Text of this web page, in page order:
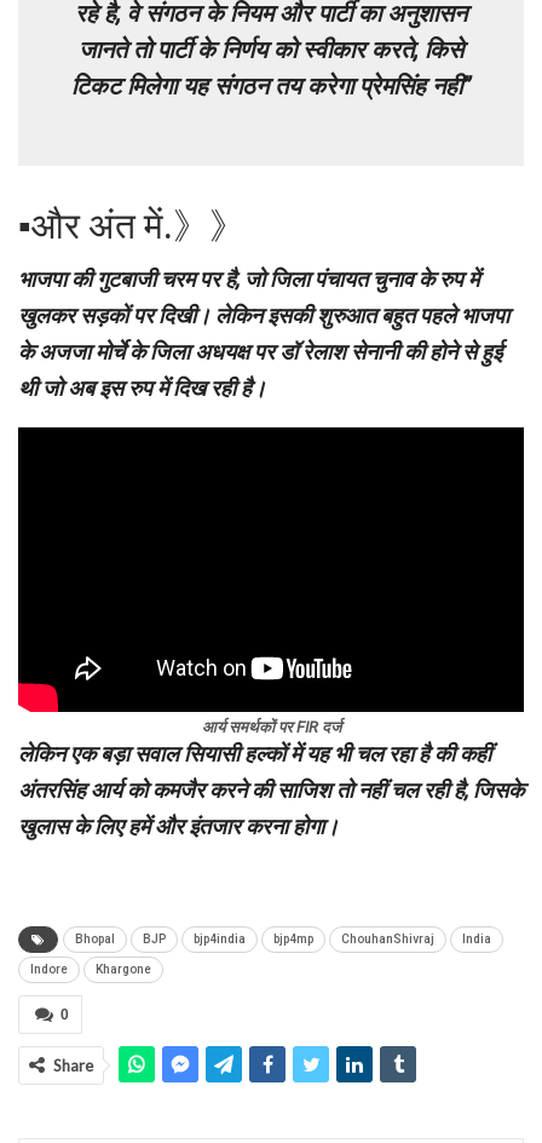
रहे है, वे संगठन के नियम और पार्टी का अनुशासन
जानते तो पार्टी के निर्णय को स्वीकार करते, किसे
टिकट मिलेगा यह संगठन तय करेगा प्रेमसिंह नही”
▪︎और अंत में.》》
भाजपा की गुटबाजी चरम पर है, जो जिला पंचायत चुनाव के रुप में
खुलकर सड़कों पर दिखी। लेकिन इसकी शुरुआत बहुत पहले भाजपा
के अजजा मोर्चे के जिला अधयक्ष पर डॉ रेलाश सेनानी की होने से हुई
थी जो अब इस रुप में दिख रही है।
आर्य समर्थकों पर FIR दर्ज
लेकिन एक बड़ा सवाल सियासी हल्कों में यह भी चल रहा है की कहीं
अंतरसिंह आर्य को कमजैर करने की साजिश तो नहीं चल रही है, जिसके
खुलास के लिए हमें और इंतजार करना होगा।
Bhopal BJP bjp4india bjp4mp ChouhanShivraj India
Indore Khargone
0
Share